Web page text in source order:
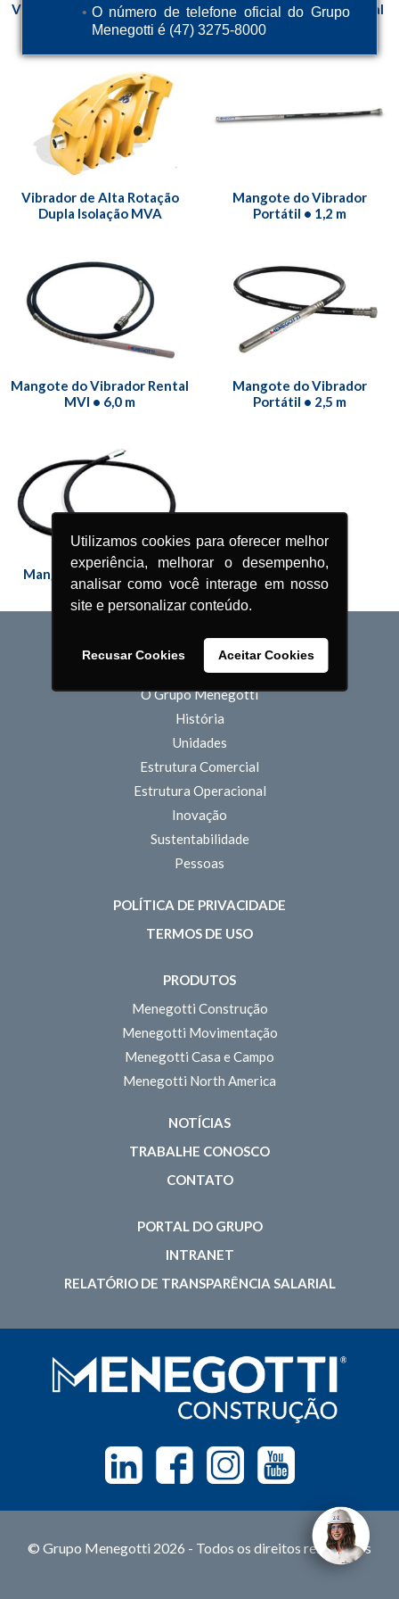
O número de telefone oficial do Grupo
Menegotti é (47) 3275-8000
Utilizamos cookies para oferecer melhor
experiência, melhorar o desempenho,
analisar como você interage em nosso
site e personalizar conteúdo.
Recusar Cookies Aceitar Cookies
Vibrador de Imersão Portátil
MPV
Vibrador de Imersão Rental
Vibrador de Alta Rotação
Dupla Isolação MVA
Mangote do Vibrador
Portátil • 1,2 m
Mangote do Vibrador Rental
MVI • 6,0 m
Mangote do Vibrador
Portátil • 2,5 m
Mangote do Vibrador de
Alta Rotação
O Grupo Menegotti
História
Unidades
Estrutura Comercial
Estrutura Operacional
Inovação
Sustentabilidade
Pessoas
POLÍTICA DE PRIVACIDADE
TERMOS DE USO
PRODUTOS
Menegotti Construção
Menegotti Movimentação
Menegotti Casa e Campo
Menegotti North America
NOTÍCIAS
TRABALHE CONOSCO
CONTATO
PORTAL DO GRUPO
INTRANET
RELATÓRIO DE TRANSPARÊNCIA SALARIAL
Linkedin FacebookInstagramYoutube
© Grupo Menegotti 2026 - Todos os direitos reservados